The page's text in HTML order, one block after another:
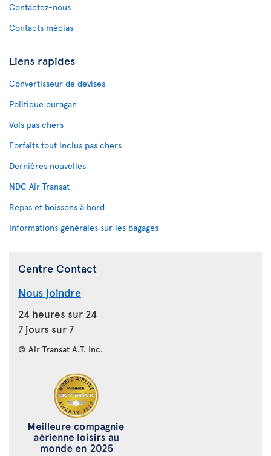
Contactez-nous
Contacts médias
Liens rapides
Convertisseur de devises
Politique ouragan
Vols pas chers
Forfaits tout inclus pas chers
Dernières nouvelles
NDC Air Transat
Repas et boissons à bord
Informations générales sur les bagages
Centre Contact
Nous joindre
24 heures sur 24
7 jours sur 7
© Air Transat A.T. Inc.